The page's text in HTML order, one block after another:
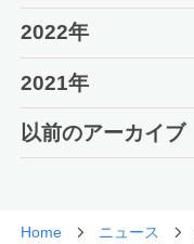
2022年
2021年
以前のアーカイブ
Home ニュース